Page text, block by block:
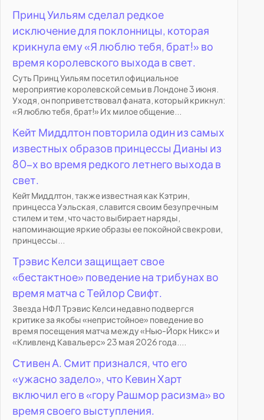
Принц Уильям сделал редкое
исключение для поклонницы, которая
крикнула ему «Я люблю тебя, брат!» во
время королевского выхода в свет.
Суть Принц Уильям посетил официальное
мероприятие королевской семьи в Лондоне 3 июня.
Уходя, он поприветствовал фаната, который крикнул:
«Я люблю тебя, брат!» Их милое общение...
Кейт Миддлтон повторила один из самых
известных образов принцессы Дианы из
80-х во время редкого летнего выхода в
свет.
Кейт Миддлтон, также известная как Кэтрин,
принцесса Уэльская, славится своим безупречным
стилем и тем, что часто выбирает наряды,
напоминающие яркие образы ее покойной свекрови,
принцессы...
Трэвис Келси защищает свое
«бестактное» поведение на трибунах во
время матча с Тейлор Свифт.
Звезда НФЛ Трэвис Келси недавно подвергся
критике за якобы «непристойное» поведение во
время посещения матча между «Нью-Йорк Никс» и
«Кливленд Кавальерс» 23 мая 2026 года....
Стивен А. Смит признался, что его
«ужасно задело», что Кевин Харт
включил его в «гору Рашмор расизма» во
время своего выступления.